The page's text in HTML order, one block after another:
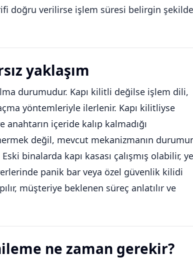
doğru verilirse işlem süresi belirgin şekilde
yaklaşım
durumudur. Kapı kilitli değilse işlem dili,
yöntemleriyle ilerlenir. Kapı kilitliyse
içeride kalıp kalmadığı
değil, mevcut mekanizmanın
binalarda kapı kasası çalışmış olabilir,
panik bar veya özel güvenlik kilidi
müşteriye beklenen süreç anlatılır ve
ne zaman gerekir?